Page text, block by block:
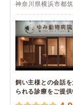
神奈川県横浜市都
飼い主様との会話
られる診療をご提